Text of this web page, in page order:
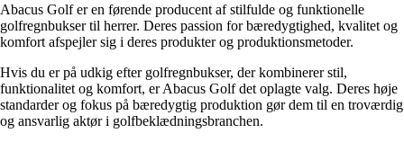
Abacus Golf er en førende producent af stilfulde og funktionelle
golfregnbukser til herrer. Deres passion for bæredygtighed, kvalitet og
komfort afspejler sig i deres produkter og produktionsmetoder.
Hvis du er på udkig efter golfregnbukser, der kombinerer stil,
funktionalitet og komfort, er Abacus Golf det oplagte valg. Deres høje
standarder og fokus på bæredygtig produktion gør dem til en troværdig
og ansvarlig aktør i golfbeklædningsbranchen.